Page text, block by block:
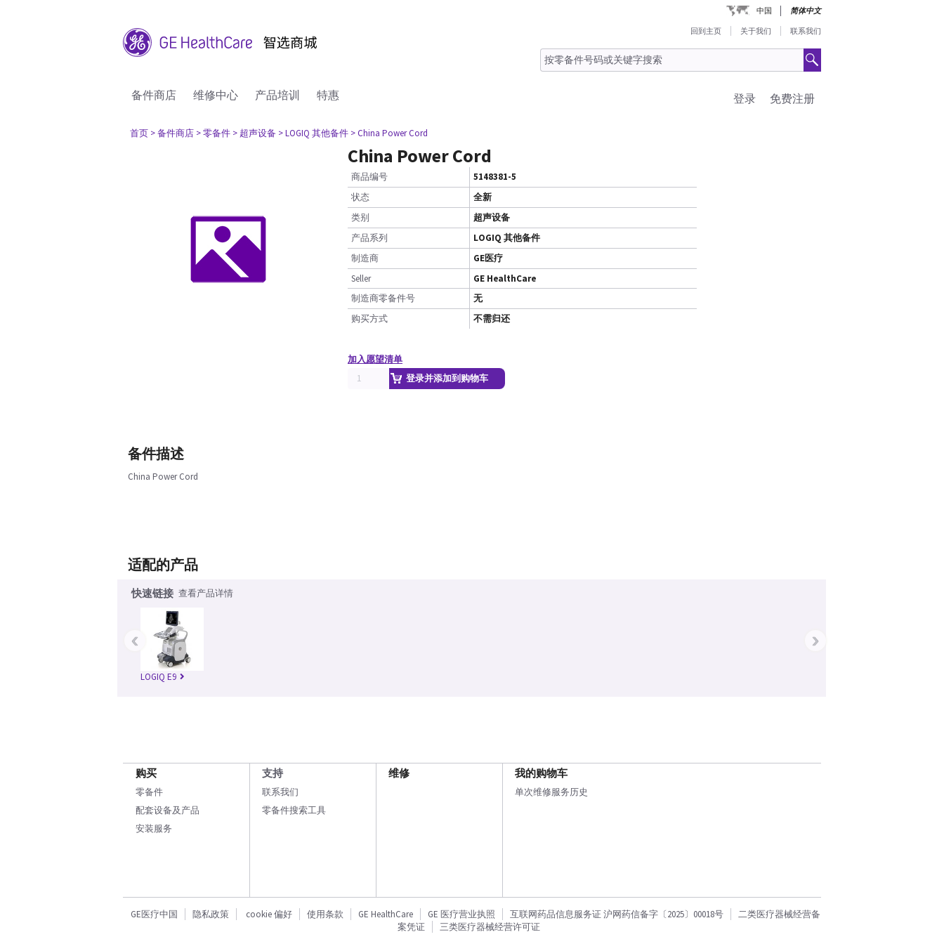
中国 简体中文
回到主页 关于我们 联系我们
备件商店 维修中心 产品培训 特惠 免费注册
登录
首页 > 备件商店 > 零备件 > 超声设备 > LOGIQ 其他备件 > China Power Cord
China Power Cord
商品编号
5148381-5
状态
全新
类别
超声设备
产品系列
LOGIQ 其他备件
制造商
GE医疗
Seller
GE HealthCare
制造商零备件号
无
购买方式
不需归还
加入愿望清单
登录并添加到购物车
备件描述
China Power Cord
适配的产品
快速链接 查看产品详情
LOGIQ E9
‹ ›
购买
零备件
配套设备及产品
安装服务
支持
联系我们
零备件搜索工具
维修 我的购物车
单次维修服务历史
GE医疗中国 隐私政策 cookie 偏好 使用条款 GE HealthCare GE 医疗营业执照 互联网药品信息服务证 沪网药信备字〔2025〕00018号
二类医疗器械经营备
案凭证
三类医疗器械经营许可证